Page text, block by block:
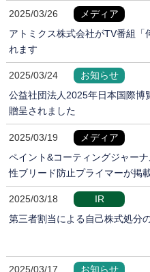
2025/03/26
メディア
アトミクス株式会社がTV番組
れます
2025/03/24
お知らせ
公益社団法人2025年日本国際博
贈呈されました
2025/03/19
メディア
ペイント&コーティングジャー
性ブリード防止プライマーが掲
2025/03/18
IR
第三者割当による自己株式処分
2025/03/17
お知らせ